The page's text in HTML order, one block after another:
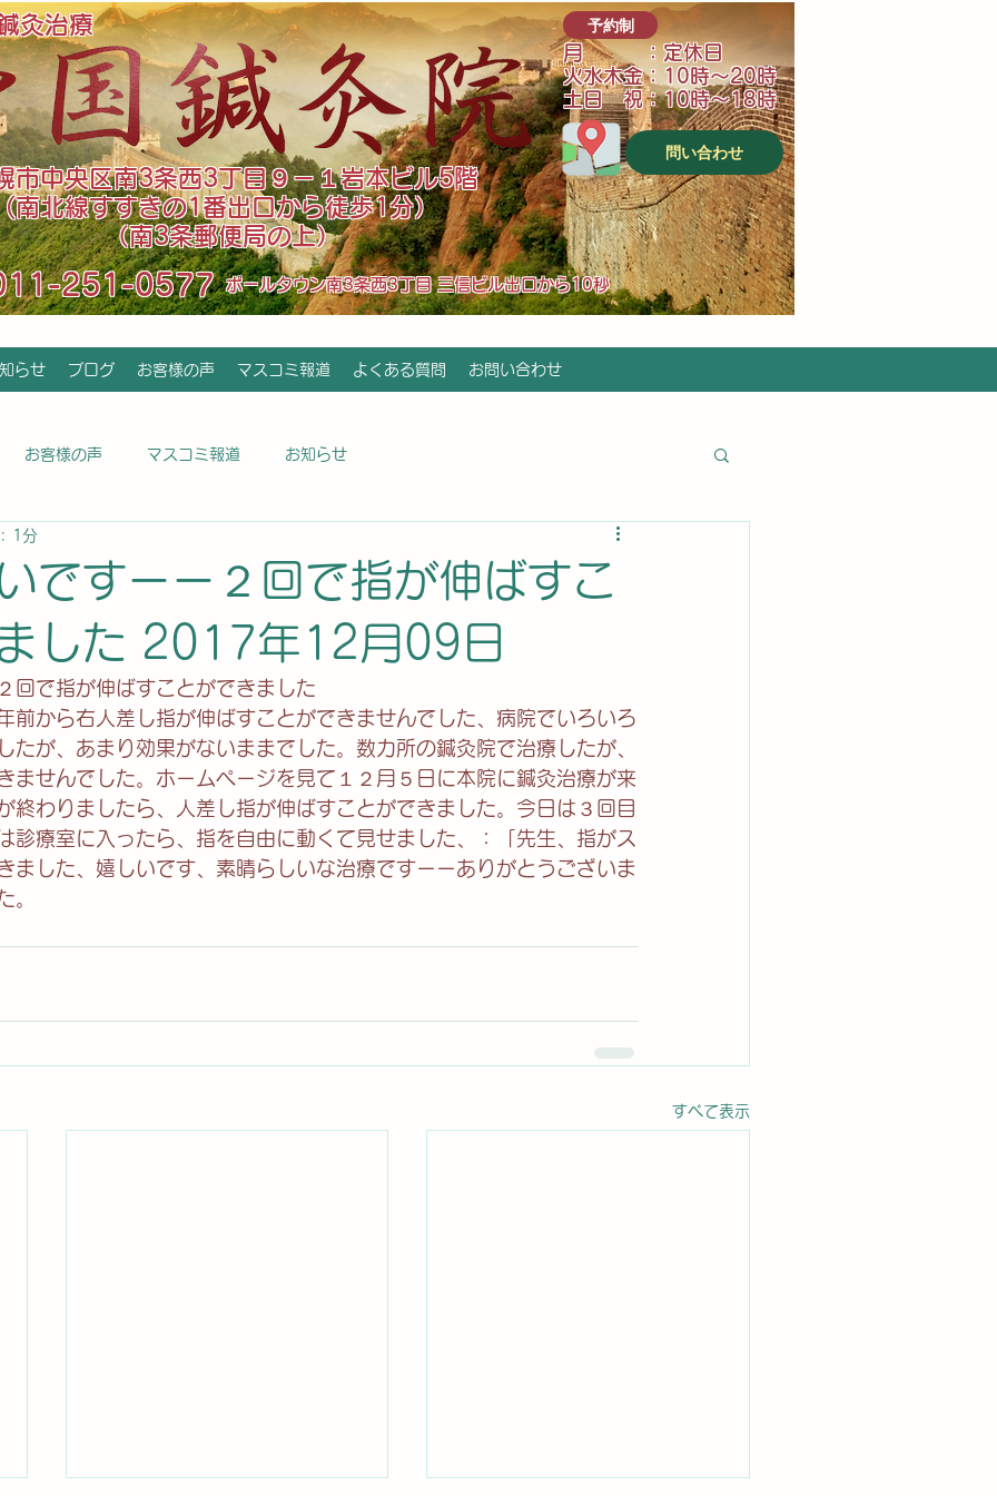
灸治療
市中央区南3条西3丁目９－１岩本ビル5階
(南北線すすきの1番出口から徒歩1分）
（南3条郵便局の上）
予約制
月 ：定休日
火水木金：10時～20時
土日 祝：10時～18時
問い合わせ
251-0577 ​ポールタウン南3条西3丁目 三信ビル出口から10秒
らせ ブログ お客様の声 マスコミ報道 よくある質問 お問い合わせ
お客様の声 マスコミ報道 お知らせ
ですーー２回で指が伸ばすこ
した 2017年12月09日
: 1分
回で指が伸ばすことができました
から右人差し指が伸ばすことができませんでした、病院でいろいろ
たが、あまり効果がないままでした。数カ所の鍼灸院で治療したが、
ませんでした。ホームページを見て１２月５日に本院に鍼灸治療が来
終わりましたら、人差し指が伸ばすことができました。今日は３回目
診療室に入ったら、指を自由に動くて見せました、：「先生、指がス
ました、嬉しいです、素晴らしいな治療ですーーありがとうございま
。
すべて表示